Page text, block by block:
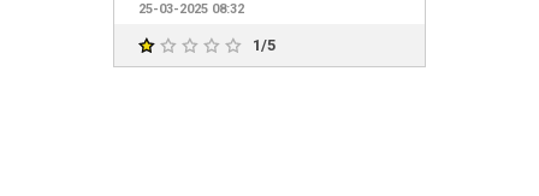
25-03-2025 08:32
1/5